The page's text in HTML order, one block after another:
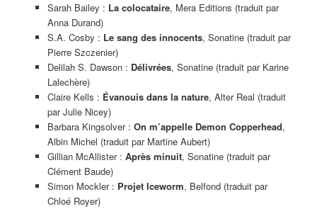
Sarah Bailey : La colocataire, Mera Editions (traduit par
Anna Durand)
S.A. Cosby : Le sang des innocents, Sonatine (traduit par
Pierre Szczenier)
Delilah S. Dawson : Délivrées, Sonatine (traduit par Karine
Lalechère)
Claire Kells : Évanouis dans la nature, Alter Real (traduit
par Julie Nicey)
Barbara Kingsolver : On m’appelle Demon Copperhead,
Albin Michel (traduit par Martine Aubert)
Gillian McAllister : Après minuit, Sonatine (traduit par
Clément Baude)
Simon Mockler : Projet Iceworm, Belfond (traduit par
Chloé Royer)